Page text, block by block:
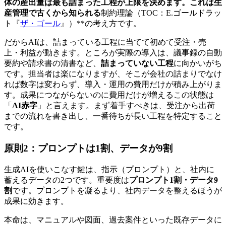
体の産出量は最も詰まった工程が上限を決めます。これは生
産管理で古くから知られる制約理論（TOC：E.ゴールドラッ
ト『ザ・ゴール 』）**の考え方です。
だからAIは、詰まっている工程に当てて初めて受注・売
上・利益が動きます。ところが実際の導入は、議事録の自動
要約や請求書の清書など、 詰まっていない工程に向かいがち
です。担当者は楽になりますが、そこが会社の詰まりでなけ
れば数字は変わらず、導入・運用の費用だけが積み上がりま
す。成果につながらないのに費用だけが増えるこの状態は
「 AI赤字 」と言えます。まず着手すべきは、受注から出荷
までの流れを書き出し、一番待ちが長い工程を特定すること
です。
原則2：プロンプトは1割、データが9割
生成AIを使いこなす鍵は、指示（プロンプト）と、社内に
蓄えるデータの2つです。重要度はプロンプト1割・データ9
割です。プロンプトを凝るより、社内データを整えるほうが
成果に効きます。
本命は、マニュアルや図面、過去案件といった既存データに